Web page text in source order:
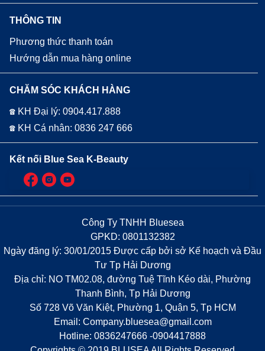
THÔNG TIN
Phương thức thanh toán
Hướng dẫn mua hàng online
CHĂM SÓC KHÁCH HÀNG
☎ KH Đại lý: 0904.417.888
☎ KH Cá nhân: 0836 247 666
Kết nối Blue Sea K-Beauty
Công Ty TNHH Bluesea
GPKD: 0801132382
Ngày đăng lý: 30/01/2015 Được cấp bởi sở Kế hoạch và Đầu
Tư Tp Hải Dương
Địa chỉ: NO TM02.08, đường Tuệ Tĩnh Kéo dài, Phường
Thanh Bình, Tp Hải Dương
Số 728 Võ Văn Kiệt, Phường 1, Quận 5, Tp HCM
Email: Company.bluesea@gmail.com
Hotline: 0836247666 -0904417888